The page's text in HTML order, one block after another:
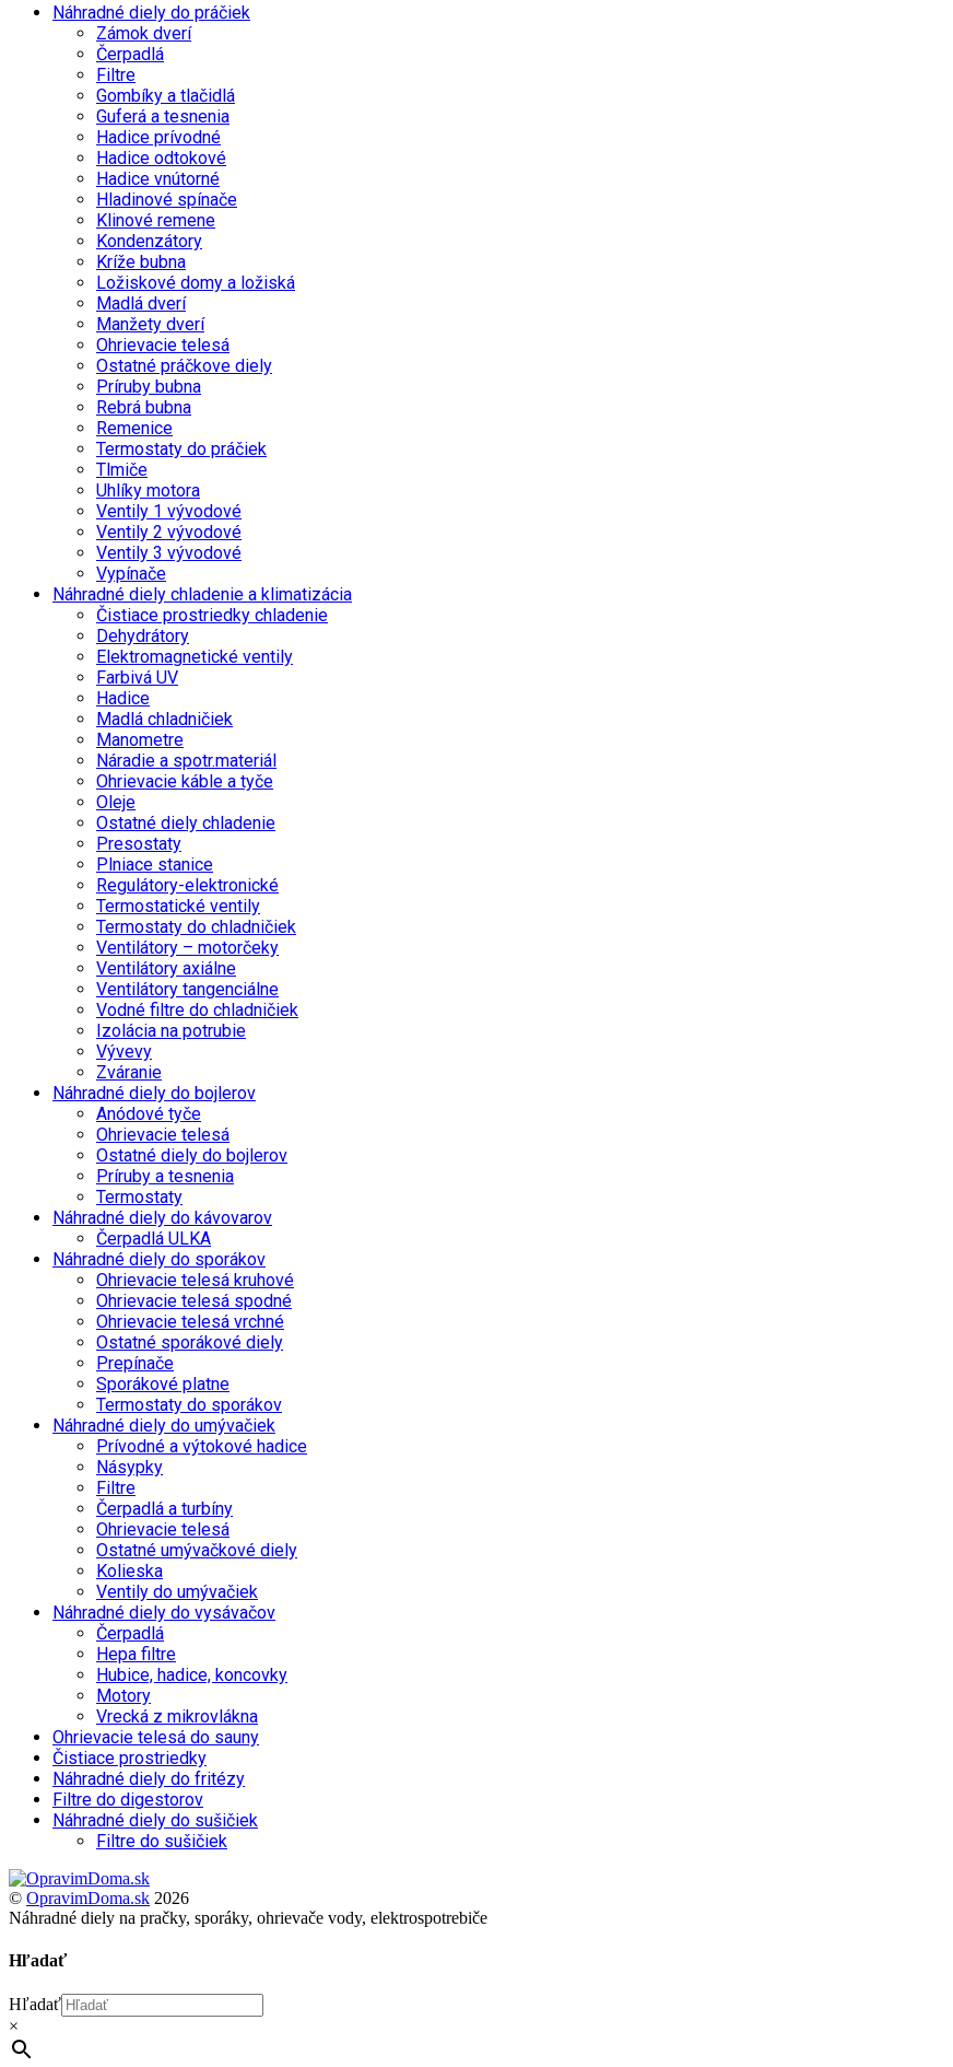
Náhradné diely do práčiek
Zámok dverí
Čerpadlá
Filtre
Gombíky a tlačidlá
Guferá a tesnenia
Hadice prívodné
Hadice odtokové
Hadice vnútorné
Hladinové spínače
Klinové remene
Kondenzátory
Kríže bubna
Ložiskové domy a ložiská
Madlá dverí
Manžety dverí
Ohrievacie telesá
Ostatné práčkove diely
Príruby bubna
Rebrá bubna
Remenice
Termostaty do práčiek
Tlmiče
Uhlíky motora
Ventily 1 vývodové
Ventily 2 vývodové
Ventily 3 vývodové
Vypínače
Náhradné diely chladenie a klimatizácia
Čistiace prostriedky chladenie
Dehydrátory
Elektromagnetické ventily
Farbivá UV
Hadice
Madlá chladničiek
Manometre
Náradie a spotr.materiál
Ohrievacie káble a tyče
Oleje
Ostatné diely chladenie
Presostaty
Plniace stanice
Regulátory-elektronické
Termostatické ventily
Termostaty do chladničiek
Ventilátory – motorčeky
Ventilátory axiálne
Ventilátory tangenciálne
Vodné filtre do chladničiek
Izolácia na potrubie
Vývevy
Zváranie
Náhradné diely do bojlerov
Anódové tyče
Ohrievacie telesá
Ostatné diely do bojlerov
Príruby a tesnenia
Termostaty
Náhradné diely do kávovarov
Čerpadlá ULKA
Náhradné diely do sporákov
Ohrievacie telesá kruhové
Ohrievacie telesá spodné
Ohrievacie telesá vrchné
Ostatné sporákové diely
Prepínače
Sporákové platne
Termostaty do sporákov
Náhradné diely do umývačiek
Prívodné a výtokové hadice
Násypky
Filtre
Čerpadlá a turbíny
Ohrievacie telesá
Ostatné umývačkové diely
Kolieska
Ventily do umývačiek
Náhradné diely do vysávačov
Čerpadlá
Hepa filtre
Hubice, hadice, koncovky
Motory
Vrecká z mikrovlákna
Ohrievacie telesá do sauny
Čistiace prostriedky
Náhradné diely do fritézy
Filtre do digestorov
Náhradné diely do sušičiek
Filtre do sušičiek
Back
To
Top
© OpravimDoma.sk 2026
Náhradné diely na pračky, sporáky, ohrievače vody, elektrospotrebiče
Hľadať
Hľadať
×